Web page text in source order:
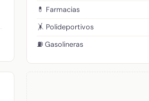
💊 Farmacias
🤸 Polideportivos
⛽ Gasolineras